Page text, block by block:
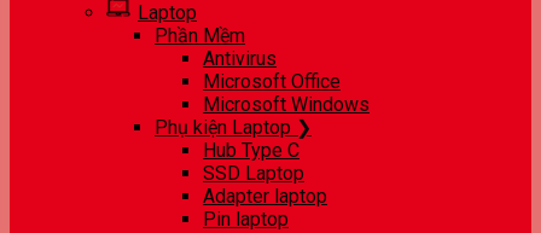
Laptop
Phần Mềm
Antivirus
Microsoft Office
Microsoft Windows
Phụ kiện Laptop ❯
Hub Type C
SSD Laptop
Adapter laptop
Pin laptop